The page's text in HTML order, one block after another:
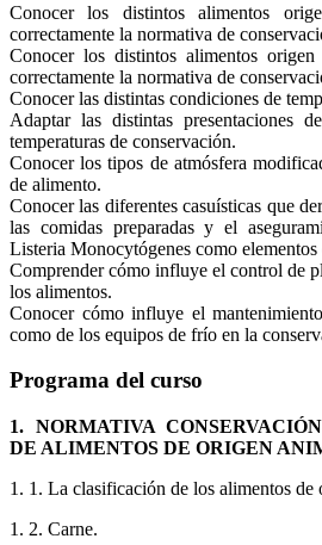
Conocer los distintos alimentos
correctamente la normativa de
Conocer los distintos alimentos
correctamente la normativa de
Conocer las distintas condiciones de
Adaptar las distintas presentaciones
temperaturas de conservación.
Conocer los tipos de atmósfera
de alimento.
Conocer las diferentes casuísticas que
las comidas preparadas y el
Listeria Monocytógenes como
Comprender cómo influye el control de
los alimentos.
Conocer cómo influye el
como de los equipos de frío en la
Programa del curso
1. NORMATIVA
DE ALIMENTOS DE ORIGEN
1. 1. La clasificación de los alimentos de
1. 2. Carne.